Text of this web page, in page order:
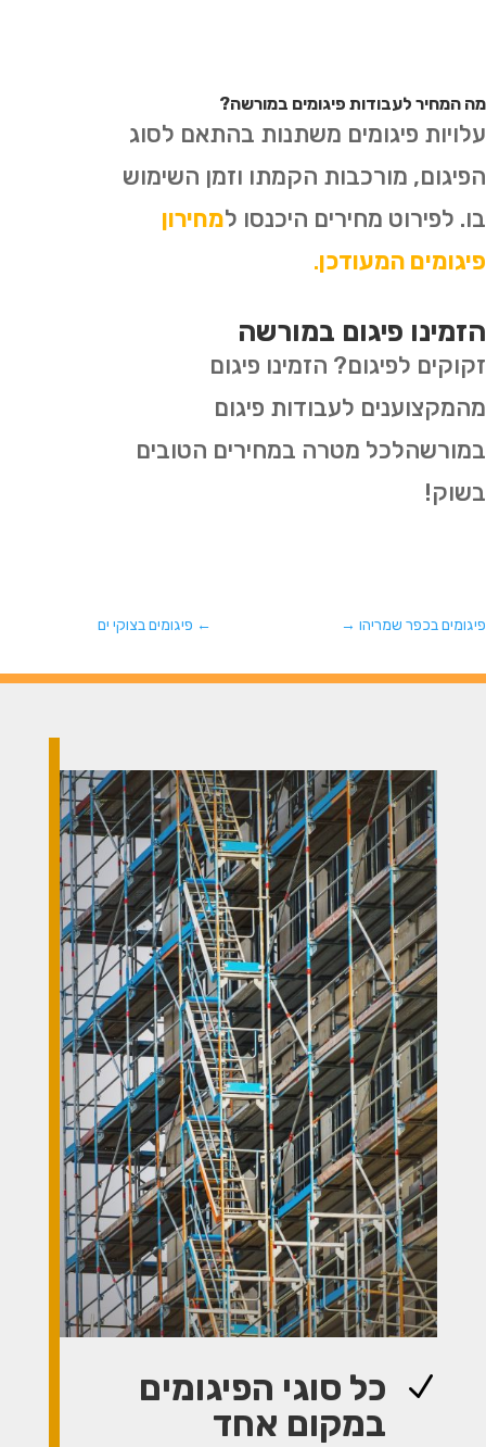
מה המחיר לעבודות פיגומים במורשה?
עלויות פיגומים משתנות בהתאם לסוג
הפיגום, מורכבות הקמתו וזמן השימוש
בו. לפירוט מחירים היכנסו למחירון
פיגומים המעודכן.
הזמינו פיגום במורשה
זקוקים לפיגום? הזמינו פיגום
מהמקצוענים לעבודות פיגום
במורשהלכל מטרה במחירים הטובים
בשוק!
← פיגומים בצוקי ים פיגומים בכפר שמריהו →
N
כל סוגי הפיגומים
במקום אחד